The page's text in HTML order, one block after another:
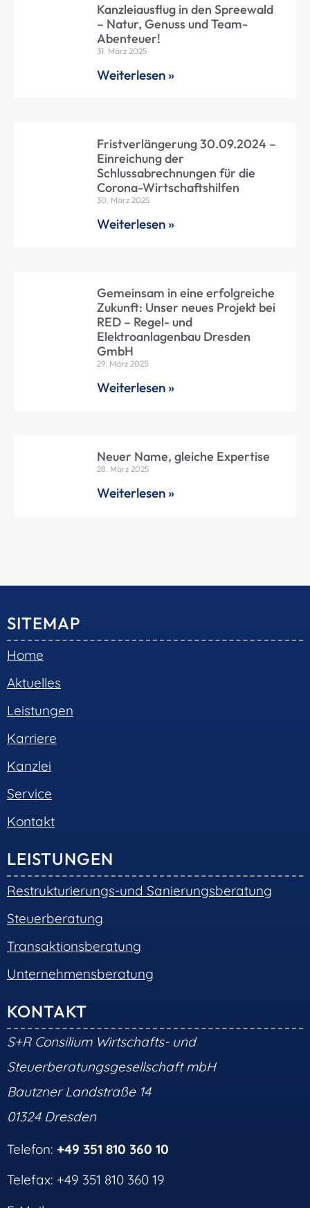
Kanzleiausflug in den Spreewald
– Natur, Genuss und Team-
Abenteuer!
31. März 2025
Weiterlesen »
Fristverlängerung 30.09.2024 –
Einreichung der
Schlussabrechnungen für die
Corona-Wirtschaftshilfen
30. März 2025
Weiterlesen »
Gemeinsam in eine erfolgreiche
Zukunft: Unser neues Projekt bei
RED – Regel- und
Elektroanlagenbau Dresden
GmbH
29. März 2025
Weiterlesen »
Neuer Name, gleiche Expertise
28. März 2025
Weiterlesen »
SITEMAP
Home
Aktuelles
Leistungen
Karriere
Kanzlei
Service
Kontakt
LEISTUNGEN
Restrukturierungs-und Sanierungsberatung
Steuerberatung
Transaktionsberatung
Unternehmensberatung
KONTAKT
S+R Consilium Wirtschafts- und
Steuerberatungsgesellschaft mbH
Bautzner Landstraße 14
01324 Dresden
Telefon: +49 351 810 360 10
Telefax: +49 351 810 360 19